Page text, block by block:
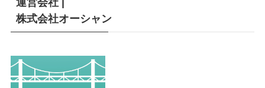
運営会社 |
株式会社オーシャン